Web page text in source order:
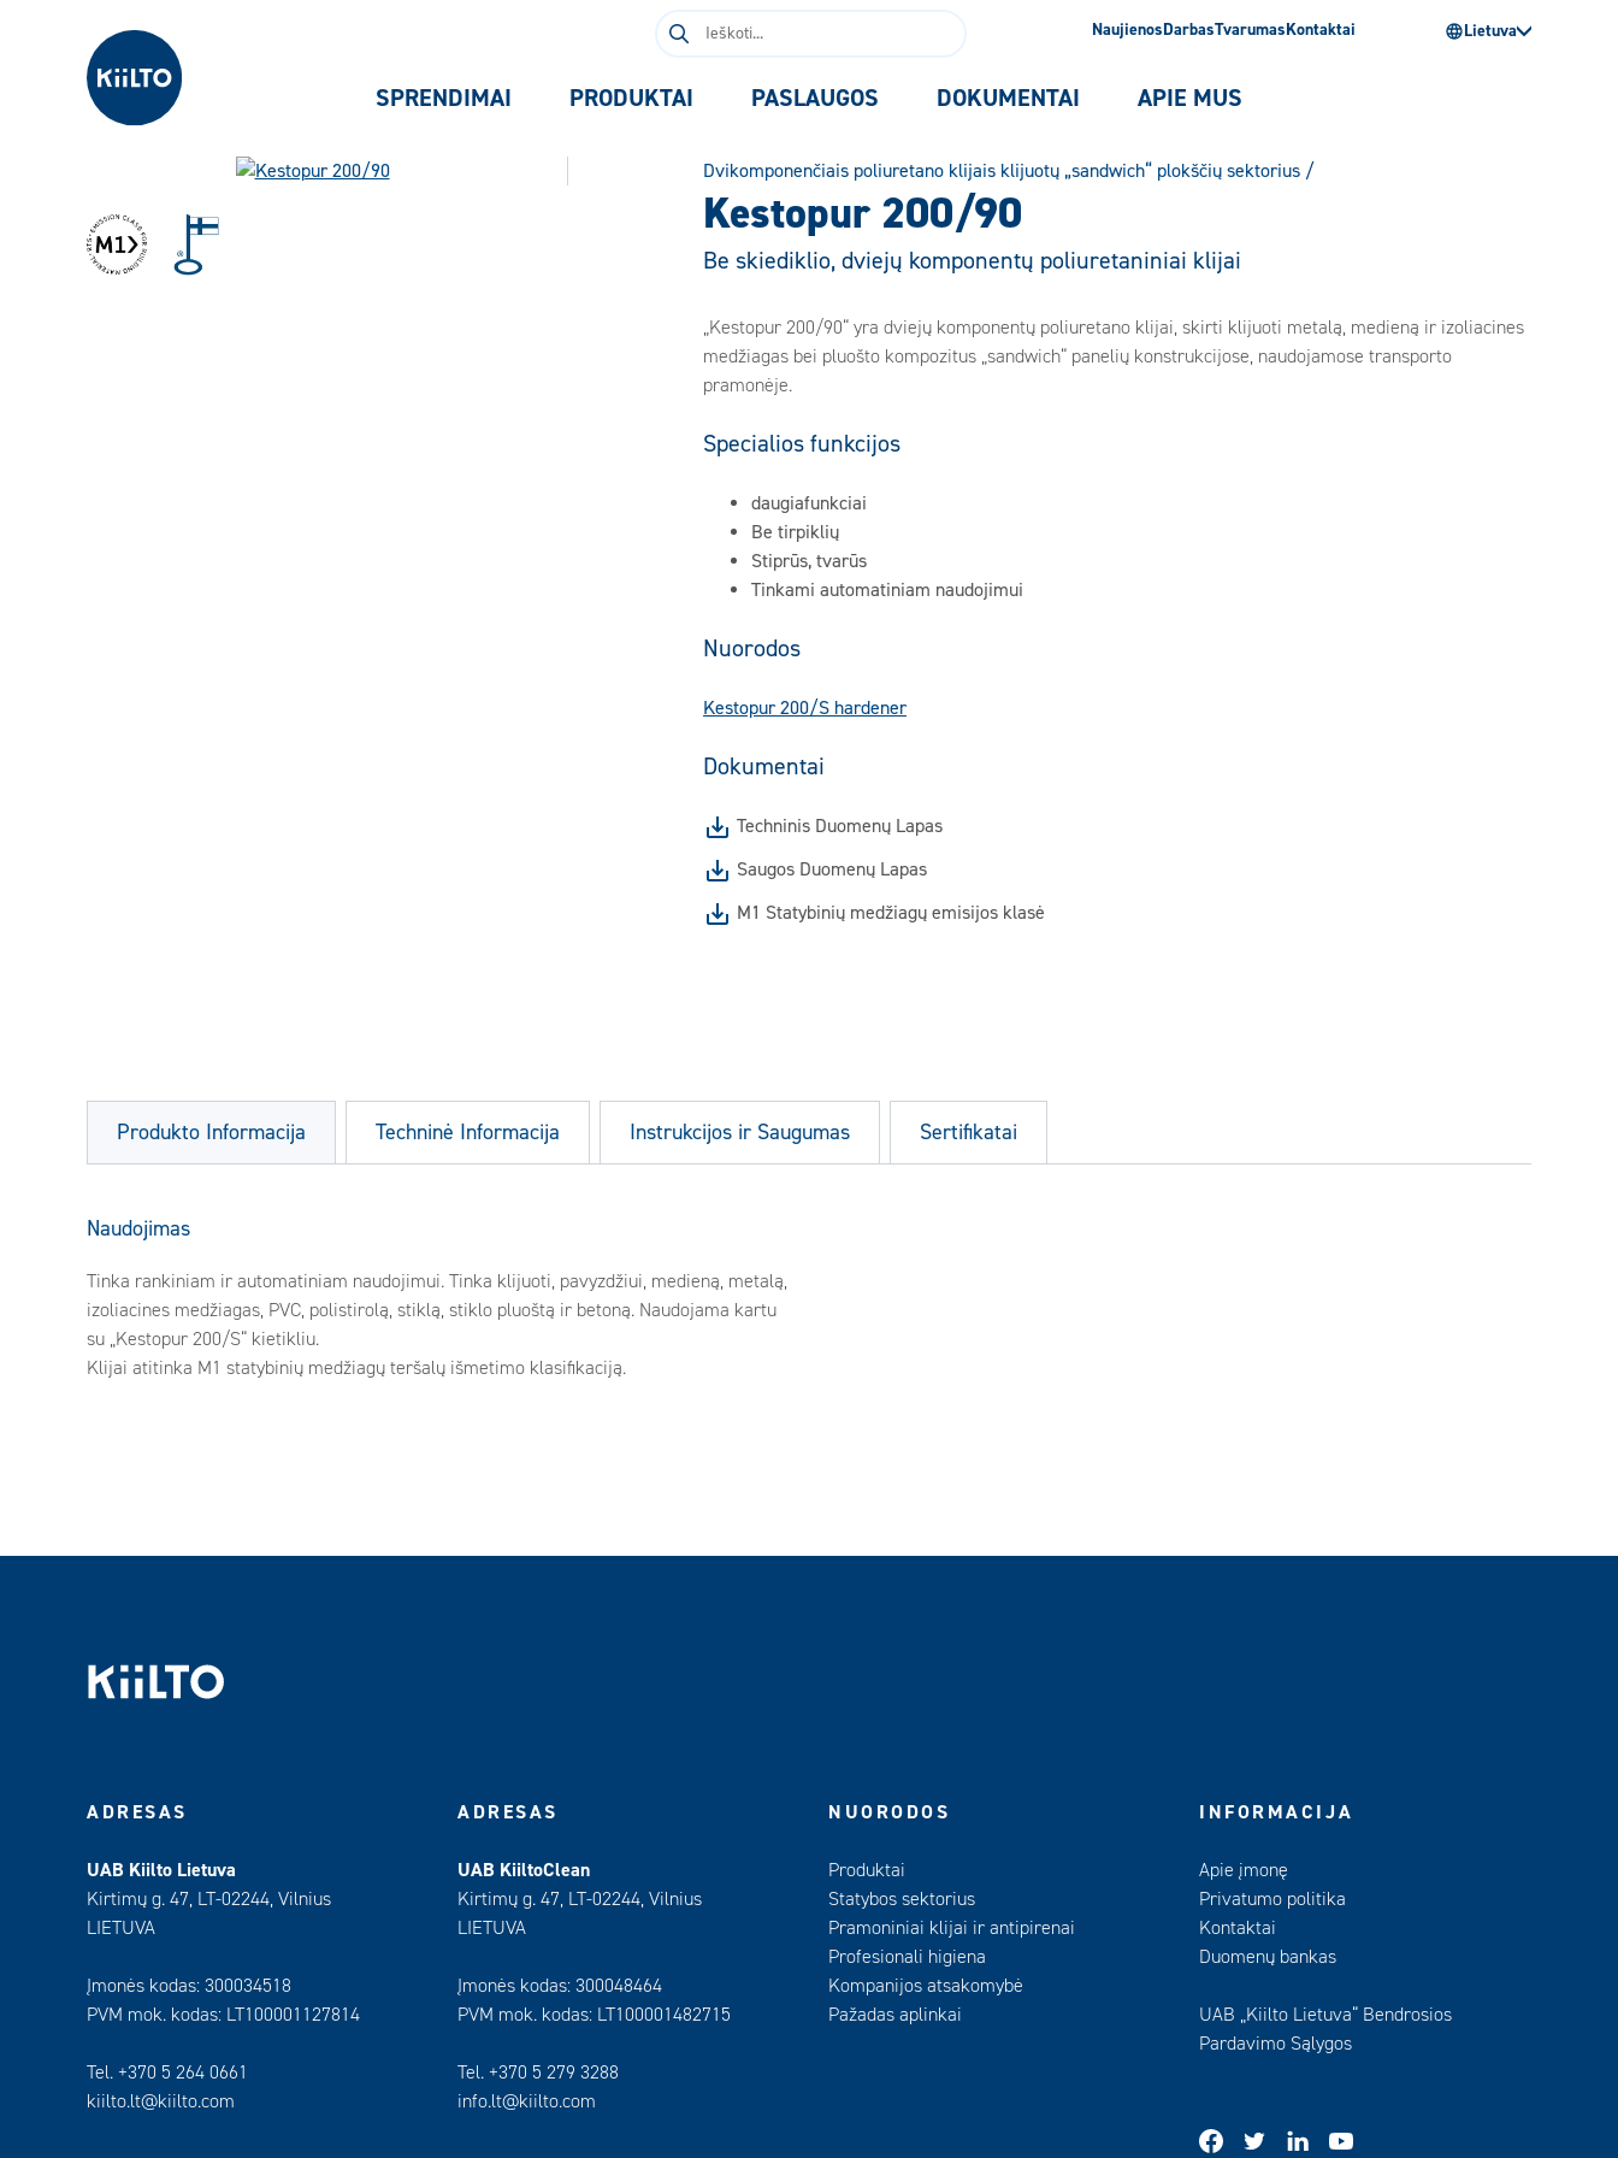
Kiilto Lietuva Ieškoti: NaujienosDarbasTvarumasKontaktai Lietuva
SPRENDIMAI PRODUKTAI PASLAUGOS DOKUMENTAI APIE MUS
Dvikomponenčiais poliuretano klijais klijuotų „sandwich“ plokščių sektorius /
Kestopur 200/90
Be skiediklio, dviejų komponentų poliuretaniniai klijai
„Kestopur 200/90“ yra dviejų komponentų poliuretano klijai, skirti klijuoti metalą, medieną ir izoliacines
medžiagas bei pluošto kompozitus „sandwich“ panelių konstrukcijose, naudojamose transporto
pramonėje.
Specialios funkcijos
daugiafunkciai
Be tirpiklių
Stiprūs, tvarūs
Tinkami automatiniam naudojimui
Nuorodos
Kestopur 200/S hardener
Dokumentai
Techninis Duomenų Lapas
Saugos Duomenų Lapas
M1 Statybinių medžiagų emisijos klasė
Produkto Informacija
Naudojimas
Tinka rankiniam ir automatiniam naudojimui. Tinka klijuoti, pavyzdžiui, medieną, metalą,
izoliacines medžiagas, PVC, polistirolą, stiklą, stiklo pluoštą ir betoną. Naudojama kartu
su „Kestopur 200/S“ kietikliu.
Klijai atitinka M1 statybinių medžiagų teršalų išmetimo klasifikaciją.
Techninė Informacija Instrukcijos ir Saugumas Sertifikatai
ADRESAS
UAB Kiilto Lietuva
Kirtimų g. 47, LT-02244, Vilnius
LIETUVA
Įmonės kodas: 300034518
PVM mok. kodas: LT100001127814
Tel. +370 5 264 0661
kiilto.lt@kiilto.com
ADRESAS
UAB KiiltoClean
Kirtimų g. 47, LT-02244, Vilnius
LIETUVA
Įmonės kodas: 300048464
PVM mok. kodas: LT100001482715
Tel. +370 5 279 3288
info.lt@kiilto.com
NUORODOS
Produktai
Statybos sektorius
Pramoniniai klijai ir antipirenai
Profesionali higiena
Kompanijos atsakomybė
Pažadas aplinkai
INFORMACIJA
Apie įmonę
Privatumo politika
Kontaktai
Duomenų bankas
UAB „Kiilto Lietuva“ Bendrosios
Pardavimo Sąlygos
facebooktwitter linkedinyoutube